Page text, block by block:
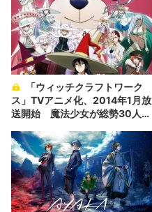
ス」TVアニメ化、2014年1月放
送開始 魔法少女が総勢30人以